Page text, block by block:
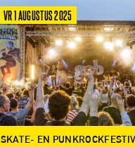
VR 1 AUGUSTUS 2025
SKATE- EN